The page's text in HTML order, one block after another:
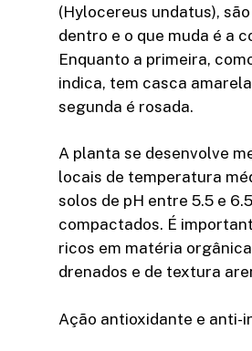
(Hylocereus undatus),
dentro e o que muda é a
Enquanto a primeira,
indica, tem casca
segunda é rosada.
A planta se desenvolve
locais de temperatura
solos de pH entre 5.5 e
compactados. É
ricos em matéria
drenados e de textura
Ação antioxidante e anti-